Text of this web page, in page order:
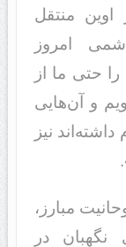
اوین منتقل
امروز
حتی ما از
و آن‌هایی
نیز
روحانیت مبارز،
در